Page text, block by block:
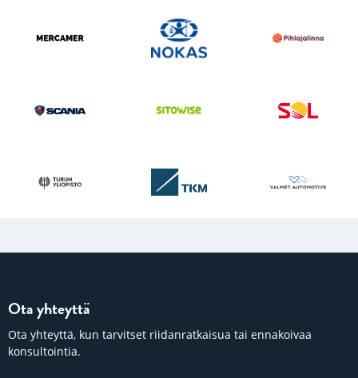
Ota yhteyttä
Ota yhteyttä, kun tarvitset riidanratkaisua tai ennakoivaa
konsultointia.